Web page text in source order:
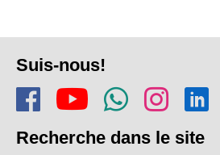
de
page
Suis-nous!
Rejoins-nous
Regarde-
Recherche dans le site